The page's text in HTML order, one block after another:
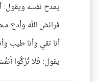
يمدح نفسه ويقول:
فرائض الله وأدع
أنا تقي وأنا طيب
يقول: فَلا تُزَكُّوا